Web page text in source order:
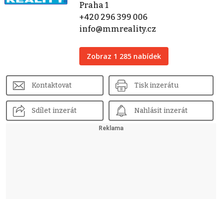
Praha 1
+420 296 399 006
info@mmreality.cz
Zobraz 1 285 nabídek
Kontaktovat Tisk inzerátu
Sdílet inzerát Nahlásit inzerát